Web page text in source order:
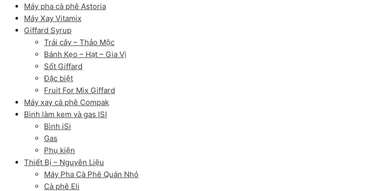
Máy pha cà phê Astoria
Máy Xay Vitamix
Giffard Syrup
Trái cây – Thảo Mộc
Bánh Kẹo – Hạt – Gia Vị
Sốt Giffard
Đặc biệt
Fruit For Mix Giffard
Máy xay cà phê Compak
Bình làm kem và gas ISI
Bình iSi
Gas
Phụ kiện
Thiết Bị – Nguyên Liệu
Máy Pha Cà Phê Quán Nhỏ
Cà phê Eli